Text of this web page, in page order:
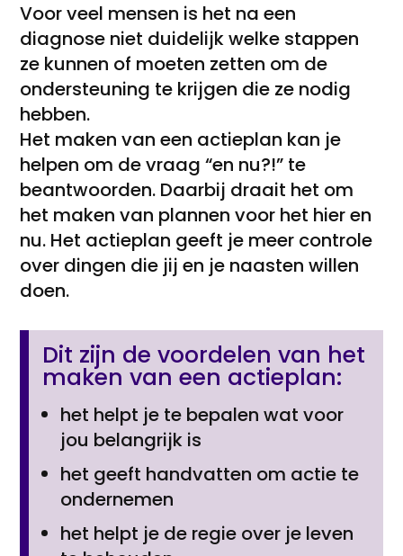
Voor veel mensen is het na een
diagnose niet duidelijk welke stappen
ze kunnen of moeten zetten om de
ondersteuning te krijgen die ze nodig
hebben.
Het maken van een actieplan kan je
helpen om de vraag “en nu?!” te
beantwoorden. Daarbij draait het om
het maken van plannen voor het hier en
nu. Het actieplan geeft je meer controle
over dingen die jij en je naasten willen
doen.
Dit zijn de voordelen van het
maken van een actieplan:
het helpt je te bepalen wat voor
jou belangrijk is
het geeft handvatten om actie te
ondernemen
het helpt je de regie over je leven